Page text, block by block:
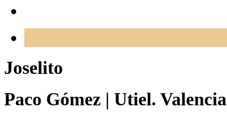
Joselito
Paco Gómez | Utiel. Valencia